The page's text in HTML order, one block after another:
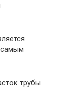
самым
трубы